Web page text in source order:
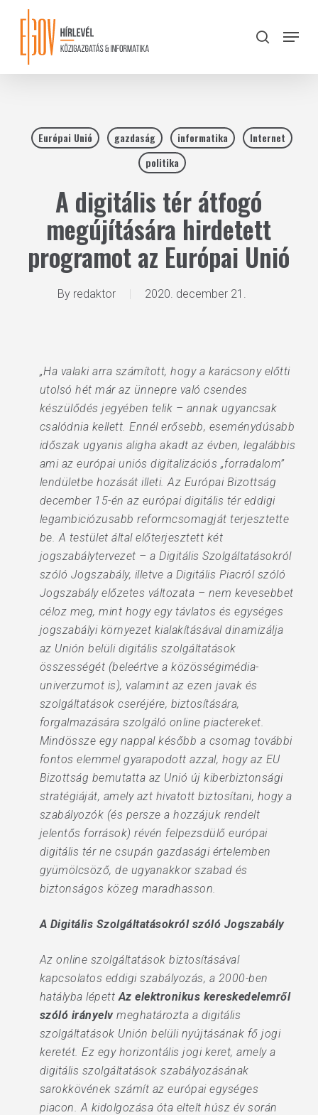
content
search
Menu
Európai Unió gazdaság informatika
Internet
politika
A digitális tér átfogó
megújítására hirdetett
programot az Európai Unió
By redaktor 2020. december 21.
„Ha valaki arra számított, hogy a karácsony előtti
utolsó hét már az ünnepre való csendes
készülődés jegyében telik – annak ugyancsak
csalódnia kellett. Ennél erősebb, eseménydúsabb
időszak ugyanis aligha akadt az évben, legalábbis
ami az európai uniós digitalizációs „forradalom”
lendületbe hozását illeti. Az Európai Bizottság
december 15-én az európai digitális tér eddigi
legambiciózusabb reformcsomagját terjesztette
be. A testület által előterjesztett két
jogszabálytervezet – a Digitális Szolgáltatásokról
szóló Jogszabály, illetve a Digitális Piacról szóló
Jogszabály előzetes változata – nem kevesebbet
céloz meg, mint hogy egy távlatos és egységes
jogszabályi környezet kialakításával dinamizálja
az Unión belüli digitális szolgáltatások
összességét (beleértve a közösségimédia-
univerzumot is), valamint az ezen javak és
szolgáltatások cseréjére, biztosítására,
forgalmazására szolgáló online piactereket.
Mindössze egy nappal később a csomag további
fontos elemmel gyarapodott azzal, hogy az EU
Bizottság bemutatta az Unió új kiberbiztonsági
stratégiáját, amely azt hivatott biztosítani, hogy a
szabályozók (és persze a hozzájuk rendelt
jelentős források) révén felpezsdülő európai
digitális tér ne csupán gazdasági értelemben
gyümölcsöző, de ugyanakkor szabad és
biztonságos közeg maradhasson.
A Digitális Szolgáltatásokról szóló Jogszabály
Az online szolgáltatások biztosításával
kapcsolatos eddigi szabályozás, a 2000-ben
hatályba lépettAz elektronikus kereskedelemről
szóló irányelvmeghatározta a digitális
szolgáltatások Unión belüli nyújtásának fő jogi
keretét. Ez egy horizontális jogi keret, amely a
digitális szolgáltatások szabályozásának
sarokkövének számít az európai egységes
piacon. A kidolgozása óta eltelt húsz év során
Close